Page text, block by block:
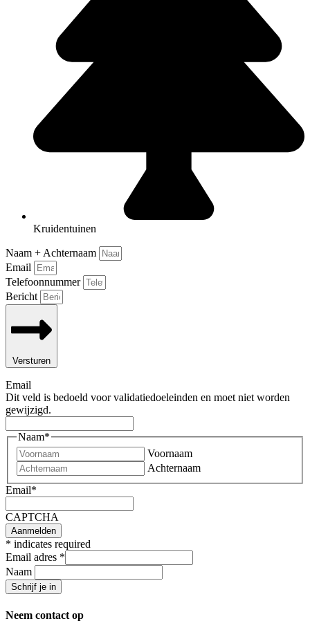
Kruidentuinen
Naam + Achternaam
Email
Telefoonnummer
Bericht
Versturen
Email
Dit veld is bedoeld voor validatiedoeleinden en moet niet worden
gewijzigd.
Naam*
Voornaam
Achternaam
Email*
CAPTCHA
* indicates required
Email adres *
Naam
Neem contact op